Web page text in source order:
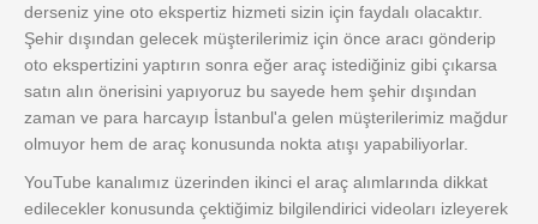
derseniz yine oto ekspertiz hizmeti sizin için faydalı olacaktır.
Şehir dışından gelecek müşterilerimiz için önce aracı gönderip
oto ekspertizini yaptırın sonra eğer araç istediğiniz gibi çıkarsa
satın alın önerisini yapıyoruz bu sayede hem şehir dışından
zaman ve para harcayıp İstanbul'a gelen müşterilerimiz mağdur
olmuyor hem de araç konusunda nokta atışı yapabiliyorlar.
YouTube kanalımız üzerinden ikinci el araç alımlarında dikkat
edilecekler konusunda çektiğimiz bilgilendirici videoları izleyerek